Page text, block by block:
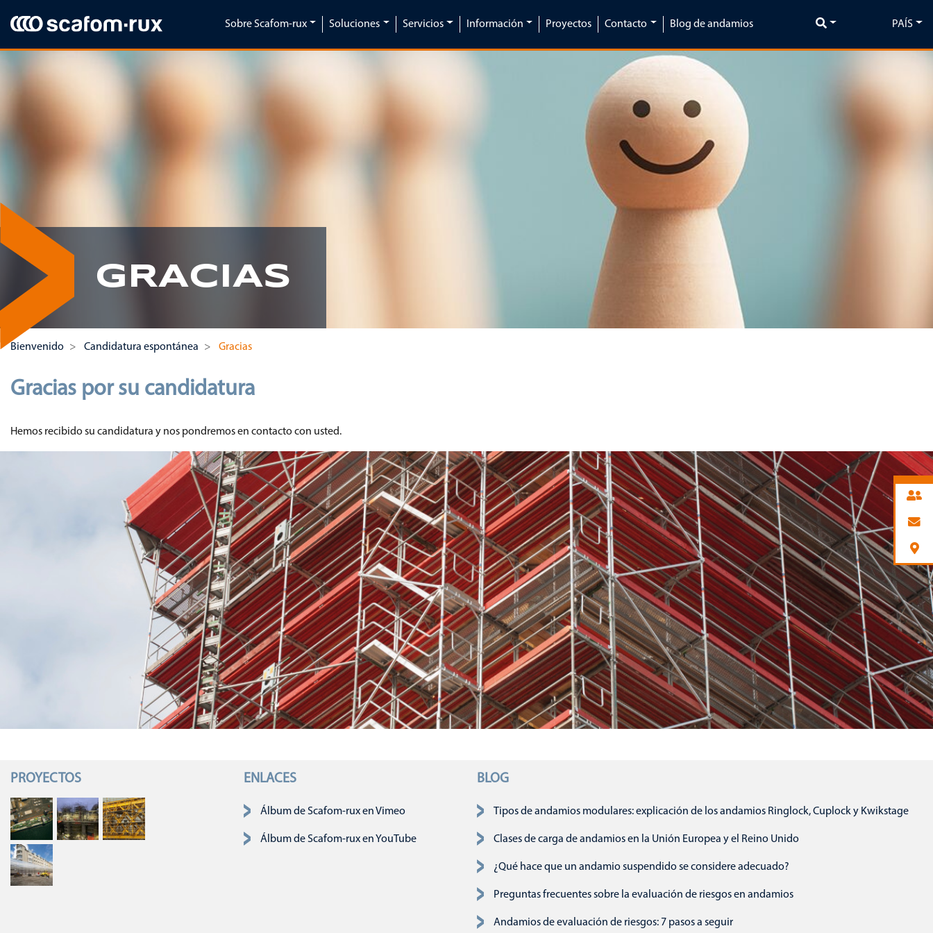
Saltar navegación
Sobre Scafom-rux Soluciones Servicios Información Proyectos Contacto Blog de andamios PAÍS
GRACIAS
Bienvenido Candidatura espontánea Gracias
Gracias por su candidatura
Hemos recibido su candidatura y nos pondremos en contacto con usted.
PROYECTOS ENLACES
Saltar navegación
Álbum de Scafom-rux en Vimeo
Álbum de Scafom-rux en YouTube
BLOG
Tipos de andamios modulares: explicación de los andamios Ringlock, Cuplock y Kwikstage
Clases de carga de andamios en la Unión Europea y el Reino Unido
¿Qué hace que un andamio suspendido se considere adecuado?
Preguntas frecuentes sobre la evaluación de riesgos en andamios
Andamios de evaluación de riesgos: 7 pasos a seguir